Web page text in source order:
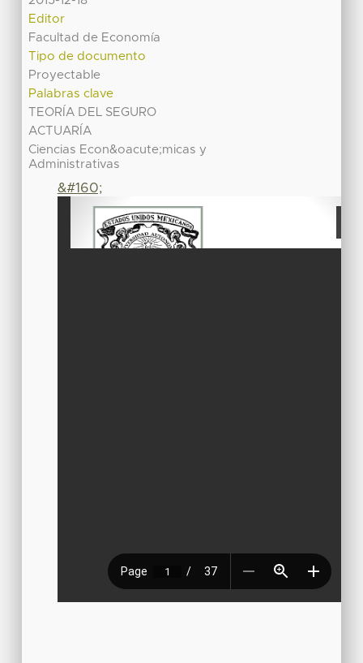
Editor
Facultad de Economía
Tipo de documento
Proyectable
Palabras clave
TEORÍA DEL SEGURO
ACTUARÍA
Ciencias Econ&oacute;micas y
Administrativas
&#160;